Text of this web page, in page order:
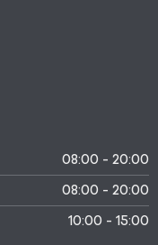
08:00 - 20:00
08:00 - 20:00
10:00 - 15:00